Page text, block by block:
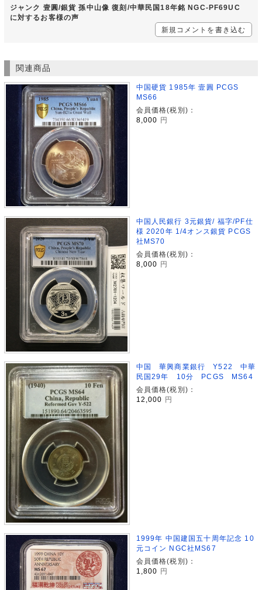
ジャンク 壹圓/銀貨 孫中山像 復刻/中華民国18年銘 NGC-PF69UC
に対するお客様の声
新規コメントを書き込む
関連商品
中国硬貨 1985年 壹圓 PCGS
MS66
会員価格(税別)：
8,000
円
中国人民銀行 3元銀貨/ 福字/PF仕
様 2020年 1/4オンス銀貨 PCGS
社MS70
会員価格(税別)：
8,000
円
中国 華興商業銀行 Y522 中華
民国29年 10分 PCGS MS64
会員価格(税別)：
12,000 円
1999年 中国建国五十周年記念 10
元コイン NGC社MS67
会員価格(税別)：
1,800 円